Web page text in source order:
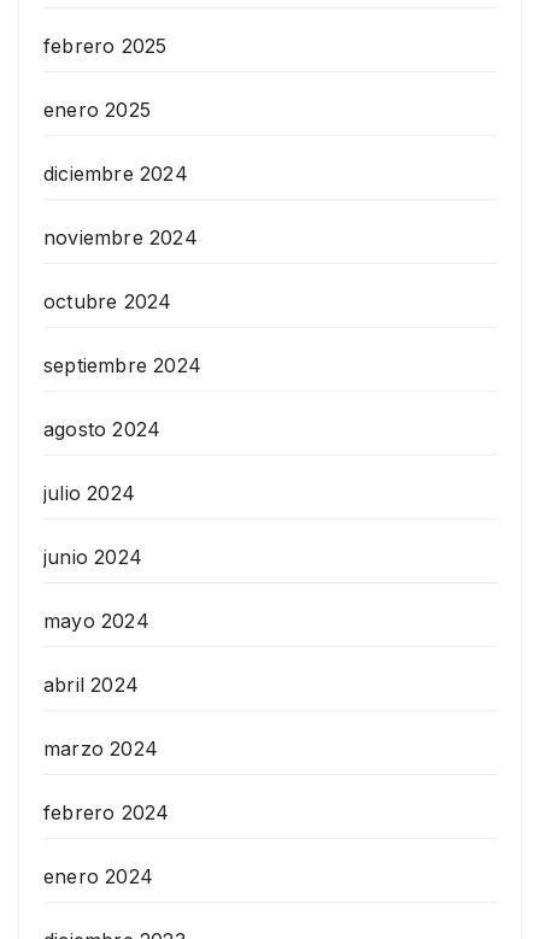
febrero 2025
enero 2025
diciembre 2024
noviembre 2024
octubre 2024
septiembre 2024
agosto 2024
julio 2024
junio 2024
mayo 2024
abril 2024
marzo 2024
febrero 2024
enero 2024